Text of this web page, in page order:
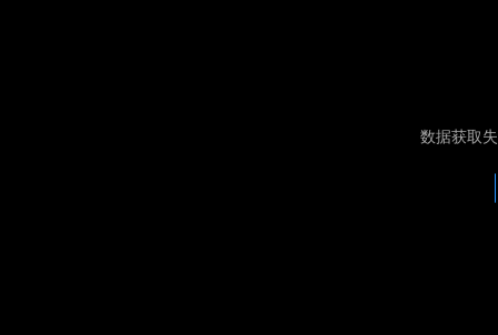
数据获取